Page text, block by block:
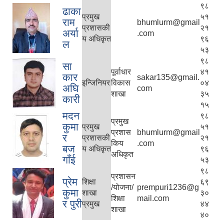
ढाका
राम
अर्या
ल
प्रमुख
प्रशासकी
य अधिकृत
bhumlurm@gmail
.com
९८
५१
२१
९६
५३
सा
कार
अघि
कारी
इन्जिनियर
पूर्वाधार
विकास
शाखा
sakar135@gmail.
com
९८
४१
०४
३५
१५
मदन
कुमा
र
बज
गाँई
प्रमुख
प्रशासकी
य अधिकृत
प्रमुख
प्रशास
किय
अधिकृत
bhumlurm@gmail
.com
९८
५१
२१
९६
५३
प्रेम
कुमा
र पुरी
शिक्षा
शाखा
प्रमुख
प्रशासन
/योजना/
शिक्षा
शाखा
prempuri1236@g
mail.com
९८
६९
३०
४४
४०